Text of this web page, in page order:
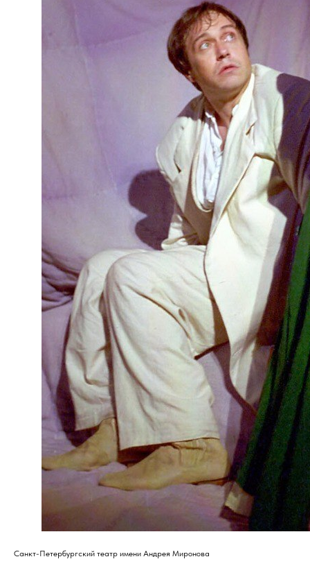
Санкт-Петербургский театр имени Андрея Миронова